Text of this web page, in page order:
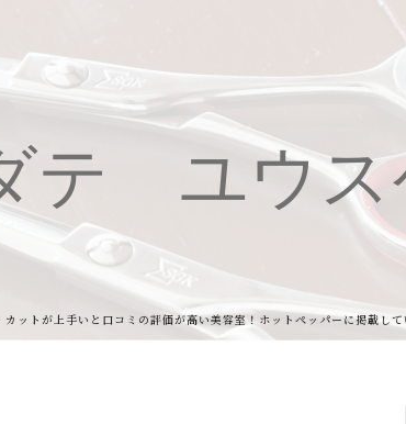
テ ユウス
カットが上手いと口コミの評価が高い美容室！ホットペッパーに掲載し